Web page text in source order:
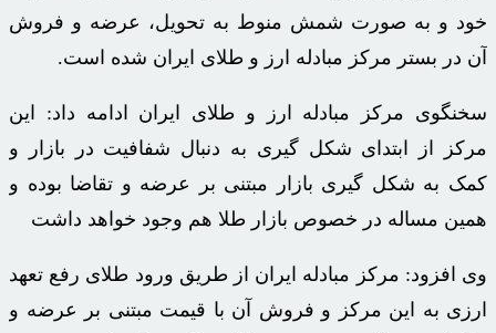
خود و به صورت شمش منوط به تحویل، عرضه و فروش
آن در بستر مرکز مبادله ارز و طلای ایران شده است.
سخنگوی مرکز مبادله ارز و طلای ایران ادامه داد: این
مرکز از ابتدای شکلگیری به دنبال شفافیت در بازار و
کمک به شکل گیری بازار مبتنی بر عرضه و تقاضا بوده و
همین مساله در خصوص بازار طلا هم وجود خواهد داشت
وی افزود: مرکز مبادله ایران از طریق ورود طلای رفع تعهد
ارزی به این مرکز و فروش آن با قیمت مبتنی بر عرضه و